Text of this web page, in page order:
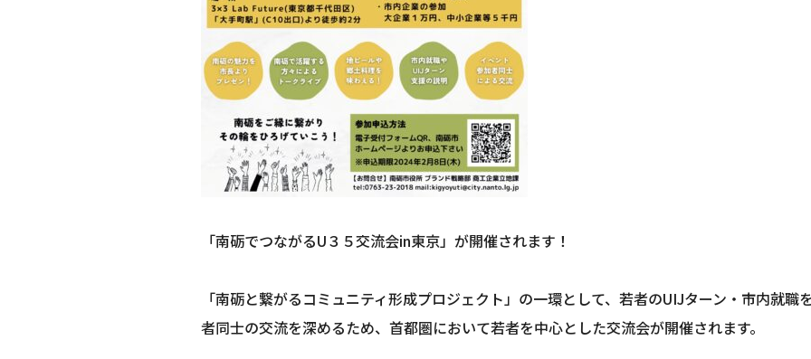
「南砺でつながるU３５交流会in東京」が開催されます！
「南砺と繋がるコミュニティ形成プロジェクト」の一環として、若者のUIJターン・市内就職
者同士の交流を深めるため、首都圏において若者を中心とした交流会が開催されます。